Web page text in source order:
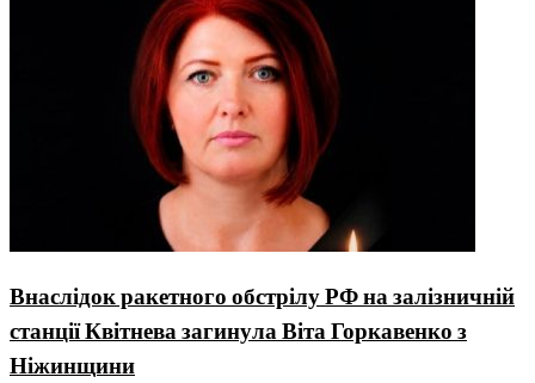
Внаслідок ракетного обстрілу РФ на залізничній
станції Квітнева загинула Віта Горкавенко з
Ніжинщини